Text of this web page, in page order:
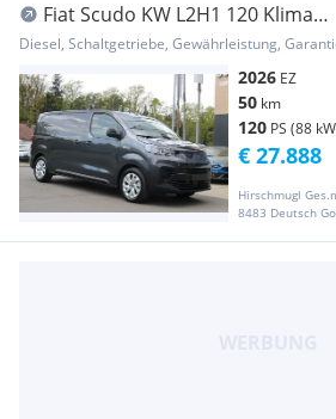
Fiat Scudo KW L2H1 120 Klima
10"AppleCarPlay Tempoma...
Kastenwagen
Diesel, Schaltgetriebe, Gewährleistung,
2026 EZ
50 km
120 PS (88
Hirschmugl
8483 Deutsch
€ 27.888